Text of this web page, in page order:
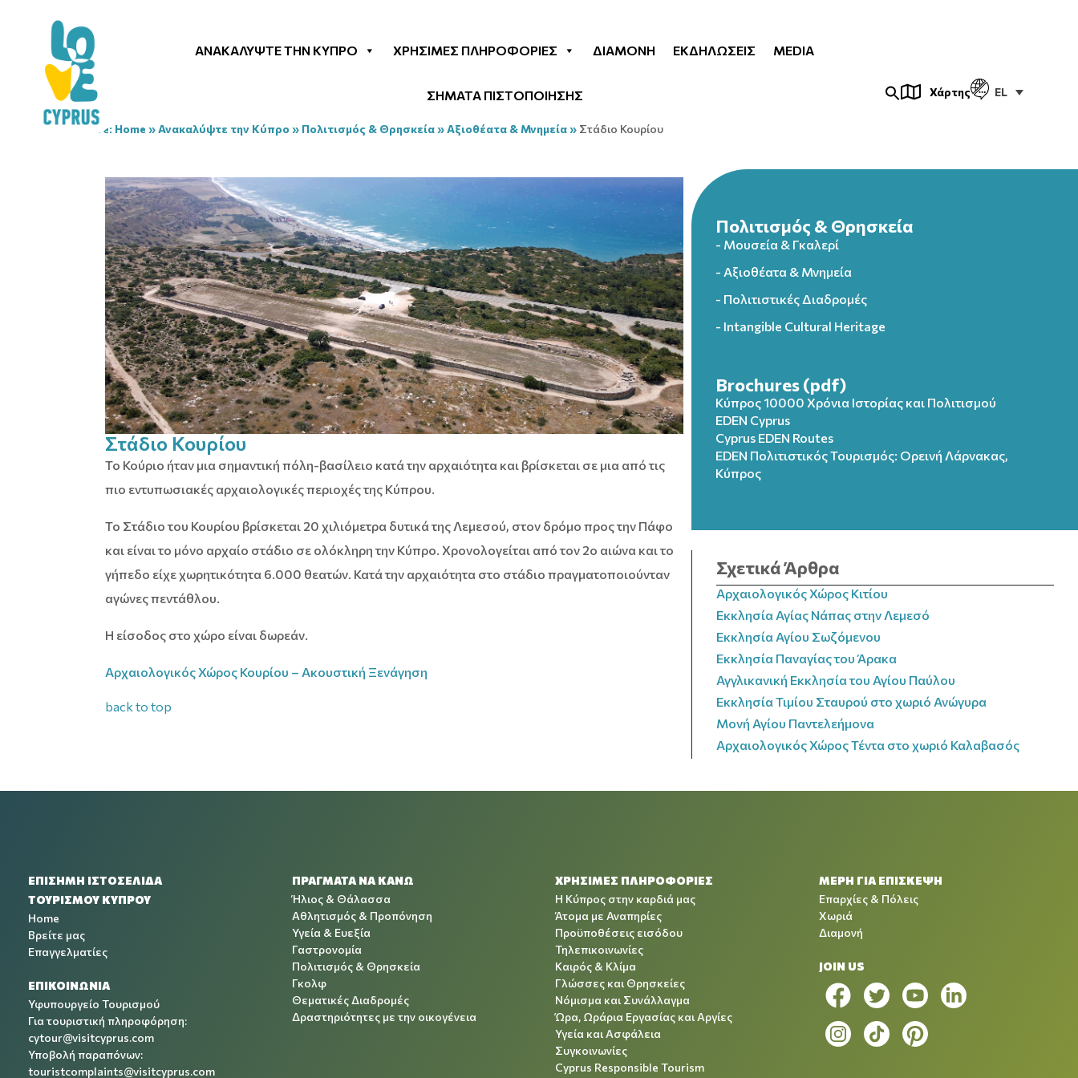
ΑΝΑΚΑΛΎΨΤΕ ΤΗΝ ΚΎΠΡΟ ΧΡΉΣΙΜΕΣ ΠΛΗΡΟΦΟΡΊΕΣ ΔΙΑΜΟΝΉ ΕΚΔΗΛΏΣΕΙΣ MEDIA
ΣΗΜΑΤΑ ΠΙΣΤΟΠΟΙΗΣΗΣ Χάρτης EL
You are here: Home »Ανακαλύψτε την Κύπρο » Πολιτισμός & Θρησκεία»Αξιοθέατα & Μνημεία» Στάδιο Κουρίου
Στάδιο Κουρίου
Το Κούριο ήταν μια σημαντική πόλη-βασίλειο κατά την αρχαιότητα και βρίσκεται σε μια από τις
πιο εντυπωσιακές αρχαιολογικές περιοχές της Κύπρου.
Το Στάδιο του Κουρίου βρίσκεται 20 χιλιόμετρα δυτικά της Λεμεσού, στον δρόμο προς την Πάφο
και είναι το μόνο αρχαίο στάδιο σε ολόκληρη την Κύπρο. Χρονολογείται από τον 2ο αιώνα και το
γήπεδο είχε χωρητικότητα 6.000 θεατών. Κατά την αρχαιότητα στο στάδιο πραγματοποιούνταν
αγώνες πεντάθλου.
Η είσοδος στο χώρο είναι δωρεάν.
Αρχαιολογικός Χώρος Κουρίου – Ακουστική Ξενάγηση
back to top
Πολιτισμός & Θρησκεία
- Μουσεία & Γκαλερί
- Αξιοθέατα & Μνημεία
- Πολιτιστικές Διαδρομές
- Intangible Cultural Heritage
Brochures (pdf)
Κύπρος 10000 Χρόνια Ιστορίας και Πολιτισμού
EDEN Cyprus
Cyprus EDEN Routes
EDEN Πολιτιστικός Τουρισμός: Ορεινή Λάρνακας,
Κύπρος
Σχετικά Άρθρα
Αρχαιολογικός Χώρος Κιτίου
Εκκλησία Αγίας Νάπας στην Λεμεσό
Εκκλησία Αγίου Σωζόμενου
Εκκλησία Παναγίας του Άρακα
Αγγλικανική Εκκλησία του Αγίου Παύλου
Εκκλησία Τιμίου Σταυρού στο χωριό Ανώγυρα
Μονή Αγίου Παντελεήμονα
Αρχαιολογικός Χώρος Τέντα στο χωριό Καλαβασός
ΕΠΙΣΗΜΗ ΙΣΤΟΣΕΛΙΔΑ
ΤΟΥΡΙΣΜΟΥ ΚΥΠΡΟΥ
Home
Βρείτε μας
Επαγγελματίες
ΕΠΙΚΟΙΝΩΝΙΑ
Υφυπουργείο Τουρισμού
Για τουριστική πληροφόρηση:
cytour@visitcyprus.com
Υποβολή παραπόνων:
touristcomplaints@visitcyprus.com
ΠΡΑΓΜΑΤΑ ΝΑ ΚΑΝΩ
Ήλιος & Θάλασσα
Αθλητισμός & Προπόνηση
Υγεία & Ευεξία
Γαστρονομία
Πολιτισμός & Θρησκεία
Γκολφ
Θεματικές Διαδρομές
Δραστηριότητες με την οικογένεια
ΧΡΉΣΙΜΕΣ ΠΛΗΡΟΦΟΡΊΕΣ
Η Κύπρος στην καρδιά μας
Άτομα με Αναπηρίες
Προϋποθέσεις εισόδου
Τηλεπικοινωνίες
Καιρός & Κλίμα
Γλώσσες και Θρησκείες
Νόμισμα και Συνάλλαγμα
Ώρα, Ωράρια Εργασίας και Αργίες
Υγεία και Ασφάλεια
Συγκοινωνίες
Cyprus Responsible Tourism
ΜΕΡΗ ΓΙΑ ΕΠΙΣΚΕΨΗ
Επαρχίες & Πόλεις
Χωριά
Διαμονή
JOIN US